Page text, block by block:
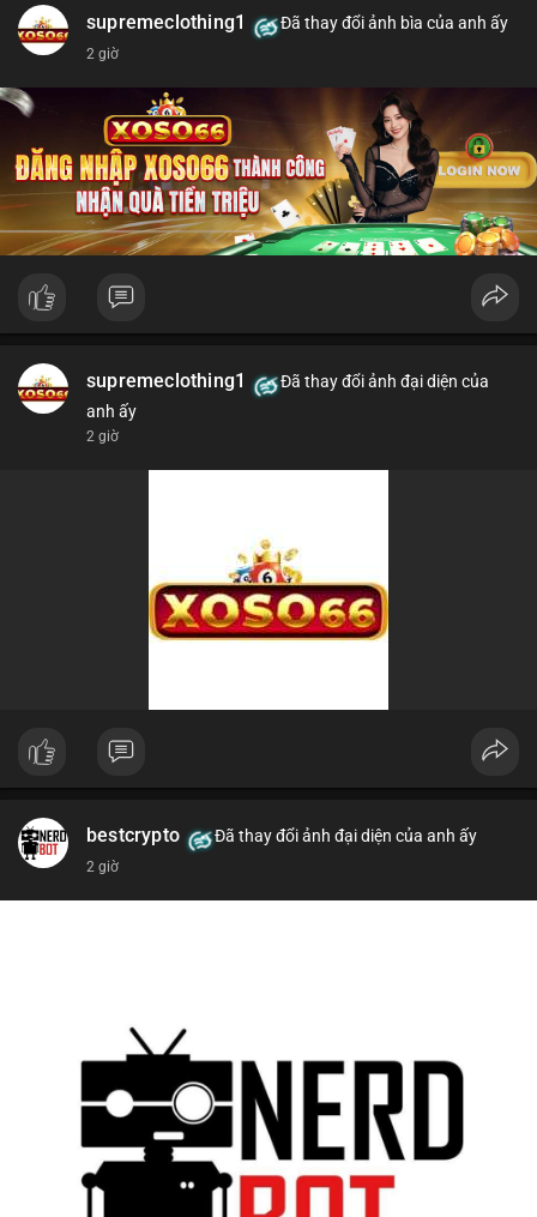
supremeclothing1 Đã thay đổi ảnh bìa của anh ấy
2 giờ
supremeclothing1
Đã thay đổi ảnh đại diện của
anh ấy
2 giờ
bestcrypto Đã thay đổi ảnh đại diện của anh ấy
2 giờ